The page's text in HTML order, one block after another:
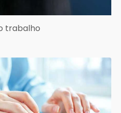
trabalho